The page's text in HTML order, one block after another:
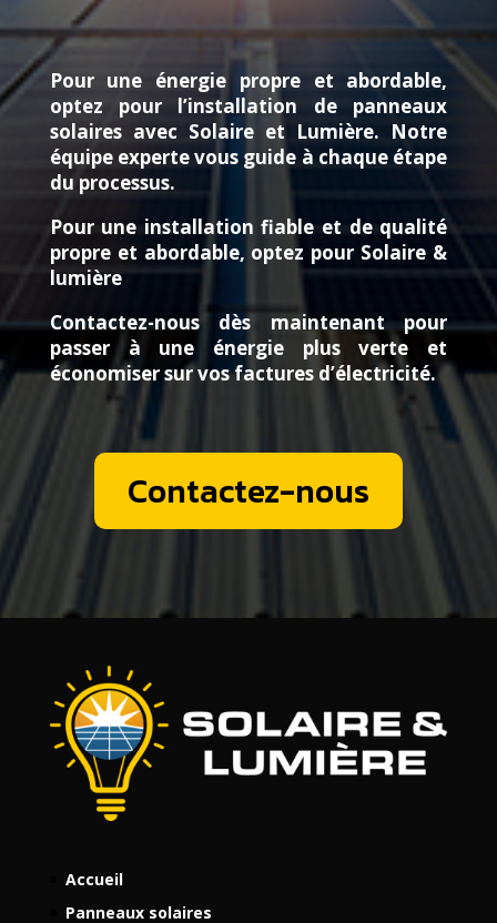
Pour une énergie propre et abordable,
optez pour l’installation de panneaux
solaires avec Solaire et Lumière. Notre
équipe experte vous guide à chaque étape
du processus.
Pour une installation fiable et de qualité
propre et abordable, optez pour Solaire &
lumière
Contactez-nous dès maintenant pour
passer à une énergie plus verte et
économiser sur vos factures d’électricité.
Contactez-nous
Accueil
Panneaux solaires